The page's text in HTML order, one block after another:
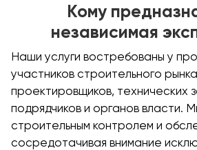
Кому
независимая
Наши услуги востребованы у
участников строительного
проектировщиков, технических
подрядчиков и органов власти.
строительным контролем и
сосредотачивая внимание